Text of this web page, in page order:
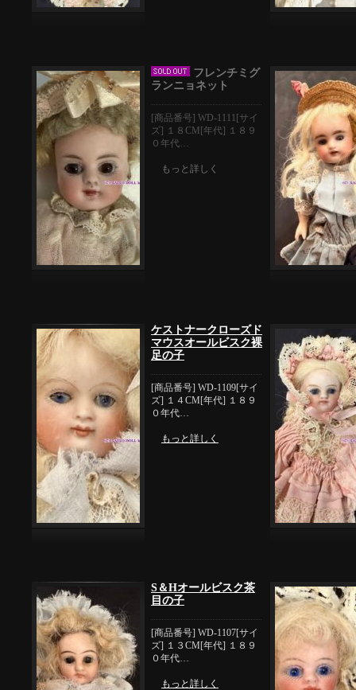
フレンチミグ
ランニョネット
[商品番号] WD-1111[サイ
ズ] １８CM[年代] １８９
０年代…
もっと詳しく
ケストナークローズド
マウスオールビスク裸
足の子
[商品番号] WD-1109[サイ
ズ] １４CM[年代] １８９
０年代…
もっと詳しく
S＆Hオールビスク茶
目の子
[商品番号] WD-1107[サイ
ズ] １３CM[年代] １８９
０年代…
もっと詳しく